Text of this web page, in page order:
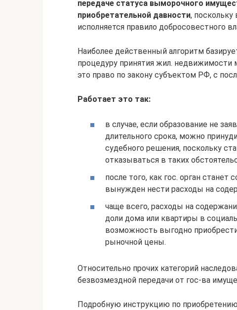
передаче статуса выморочного
приобретательной давности,
исполняется правило добросовестного
Наиболее действенный алгоритм
процедуру принятия жил.
это право по закону субъектом РФ, с
Работает это так:
в случае, если образование не
длительного срока, можно
судебного решения, поскольку
отказываться в таких
после того, как гос. орган
вынужден нести расходы на
чаще всего, расходы на
доли дома или квартиры в
возможность выгодно
рыночной цены.
Относительно прочих категорий
безвозмездной передачи от гос-ва
Подробную инструкцию по